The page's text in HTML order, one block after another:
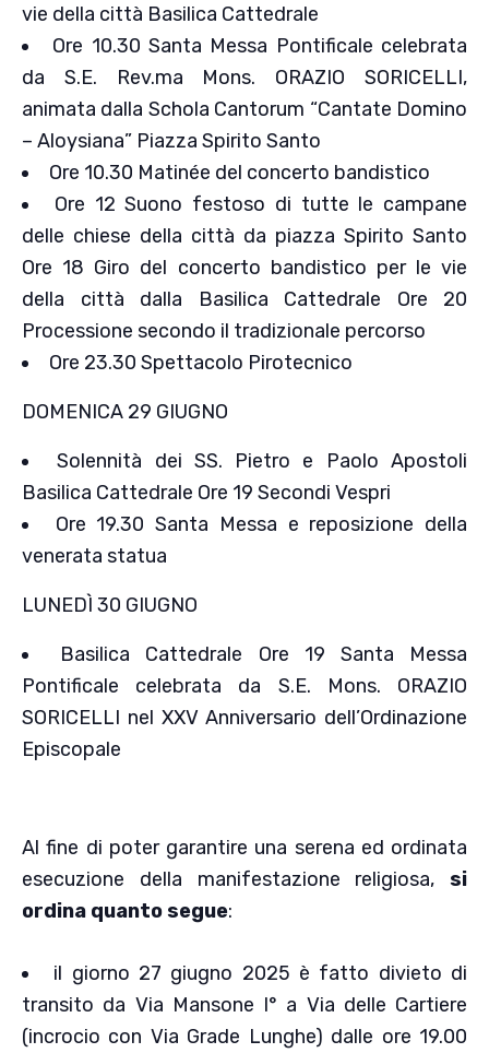
vie della città Basilica Cattedrale
Ore 10.30 Santa Messa Pontificale celebrata
da S.E. Rev.ma Mons. ORAZIO SORICELLI,
animata dalla Schola Cantorum “Cantate Domino
– Aloysiana” Piazza Spirito Santo
Ore 10.30 Matinée del concerto bandistico
Ore 12 Suono festoso di tutte le campane
delle chiese della città da piazza Spirito Santo
Ore 18 Giro del concerto bandistico per le vie
della città dalla Basilica Cattedrale Ore 20
Processione secondo il tradizionale percorso
Ore 23.30 Spettacolo Pirotecnico
DOMENICA 29 GIUGNO
Solennità dei SS. Pietro e Paolo Apostoli
Basilica Cattedrale Ore 19 Secondi Vespri
Ore 19.30 Santa Messa e reposizione della
venerata statua
LUNEDÌ 30 GIUGNO
Basilica Cattedrale Ore 19 Santa Messa
Pontificale celebrata da S.E. Mons. ORAZIO
SORICELLI nel XXV Anniversario dell’Ordinazione
Episcopale
Al fine di poter garantire una serena ed ordinata
esecuzione della manifestazione religiosa, si
ordina quanto segue:
il giorno 27 giugno 2025 è fatto divieto di
transito da Via Mansone I° a Via delle Cartiere
(incrocio con Via Grade Lunghe) dalle ore 19.00